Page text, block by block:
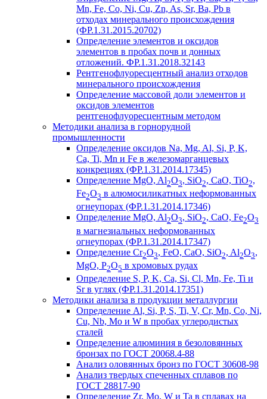
Mn, Fe, Co, Ni, Cu, Zn, As, Sr, Ba, Pb в
отходах минерального происхождения
(ФР.1.31.2015.20702)
Определение элементов и оксидов
элементов в пробах почв и донных
отложений. ФР.1.31.2018.32143
Рентгенофлуоресцентный анализ отходов
минерального происхождения
Определение массовой доли элементов и
оксидов элементов
рентгенофлуоресцентным методом
Методики анализа в горнорудной
промышленности
Определение оксидов Na, Mg, Al, Si, P, K,
Ca, Ti, Mn и Fe в железомарганцевых
конкрециях (ФР.1.31.2014.17345)
Определение MgO, Al2O3, SiO2, CaO, TiO2,
Fe2O3 в алюмосиликатных неформованных
огнеупорах (ФР.1.31.2014.17346)
Определение MgO, Al2O3, SiO2, CaO, Fe2O3
в магнезиальных неформованных
огнеупорах (ФР.1.31.2014.17347)
Определение Cr2O3, FeO, CaO, SiO2, Al2O3,
MgO, P2O5 в хромовых рудах
Определение S, P, K, Ca, Si, Cl, Mn, Fe, Ti и
Sr в углях (ФР.1.31.2014.17351)
Методики анализа в продукции металлургии
Определение Al, Si, P, S, Ti, V, Cr, Mn, Co, Ni,
Cu, Nb, Mo и W в пробах углеродистых
сталей
Определение алюминия в безоловянных
бронзах по ГОСТ 20068.4-88
Анализ оловянных бронз по ГОСТ 30608-98
Анализ твердых спеченных сплавов по
ГОСТ 28817-90
Определение Zr, Mo, W и Ta в сплавах на